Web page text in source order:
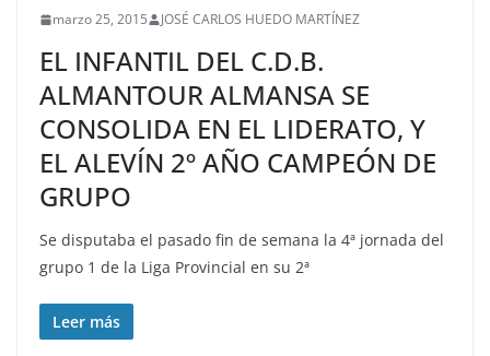
marzo 25, 2015 JOSÉ CARLOS HUEDO MARTÍNEZ
EL INFANTIL DEL C.D.B.
ALMANTOUR ALMANSA SE
CONSOLIDA EN EL LIDERATO, Y
EL ALEVÍN 2º AÑO CAMPEÓN DE
GRUPO
Se disputaba el pasado fin de semana la 4ª jornada del
grupo 1 de la Liga Provincial en su 2ª
Leer más